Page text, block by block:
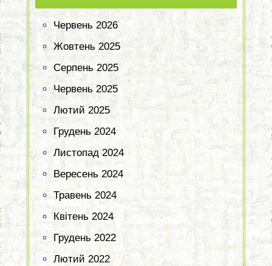
Червень 2026
Жовтень 2025
Серпень 2025
Червень 2025
Лютий 2025
Грудень 2024
Листопад 2024
Вересень 2024
Травень 2024
Квітень 2024
Грудень 2022
Лютий 2022